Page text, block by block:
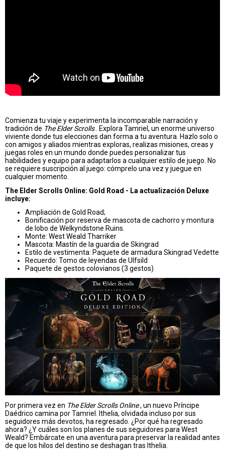
Comienza tu viaje y experimenta la incomparable narración y
tradición de The Elder Scrolls. Explora Tamriel, un enorme universo
viviente donde tus elecciones dan forma a tu aventura. Hazlo solo o
con amigos y aliados mientras exploras, realizas misiones, creas y
juegas roles en un mundo donde puedes personalizar tus
habilidades y equipo para adaptarlos a cualquier estilo de juego. No
se requiere suscripción al juego: cómprelo una vez y juegue en
cualquier momento.
The Elder Scrolls Online: Gold Road - La actualización Deluxe
incluye:
Ampliación de Gold Road;
Bonificación por reserva de mascota de cachorro y montura
de lobo de Welkyndstone Ruins.
Monte: West Weald Tharriker
Mascota: Mastín de la guardia de Skingrad
Estilo de vestimenta: Paquete de armadura Skingrad Vedette
Recuerdo: Tomo de leyendas de Ulfsild
Paquete de gestos colovianos (3 gestos)
Por primera vez en The Elder Scrolls Online, un nuevo Príncipe
Daédrico camina por Tamriel. Ithelia, olvidada incluso por sus
seguidores más devotos, ha regresado. ¿Por qué ha regresado
ahora? ¿Y cuáles son los planes de sus seguidores para West
Weald? Embárcate en una aventura para preservar la realidad antes
de que los hilos del destino se deshagan tras Ithelia.